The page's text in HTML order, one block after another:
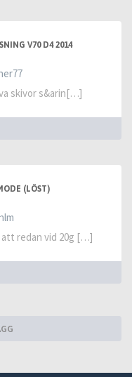
V70 D4 2014
skivor s&arin[…]
(LÖST)
att redan vid 20g […]